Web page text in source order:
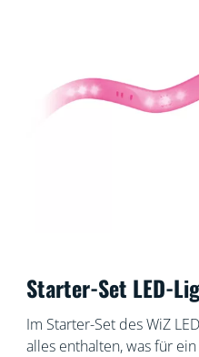
Starter-Set LED-
Im Starter-Set des WiZ
alles enthalten, was für